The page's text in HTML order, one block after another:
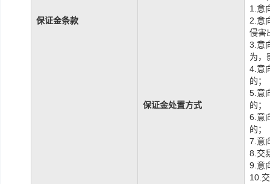
保证金条款
保证金处置方式
1.意
2.意
侵害
3.意
为，
4.意
的；
5.意
的；
6.意
的；
7.意
8.交
9.意
10.